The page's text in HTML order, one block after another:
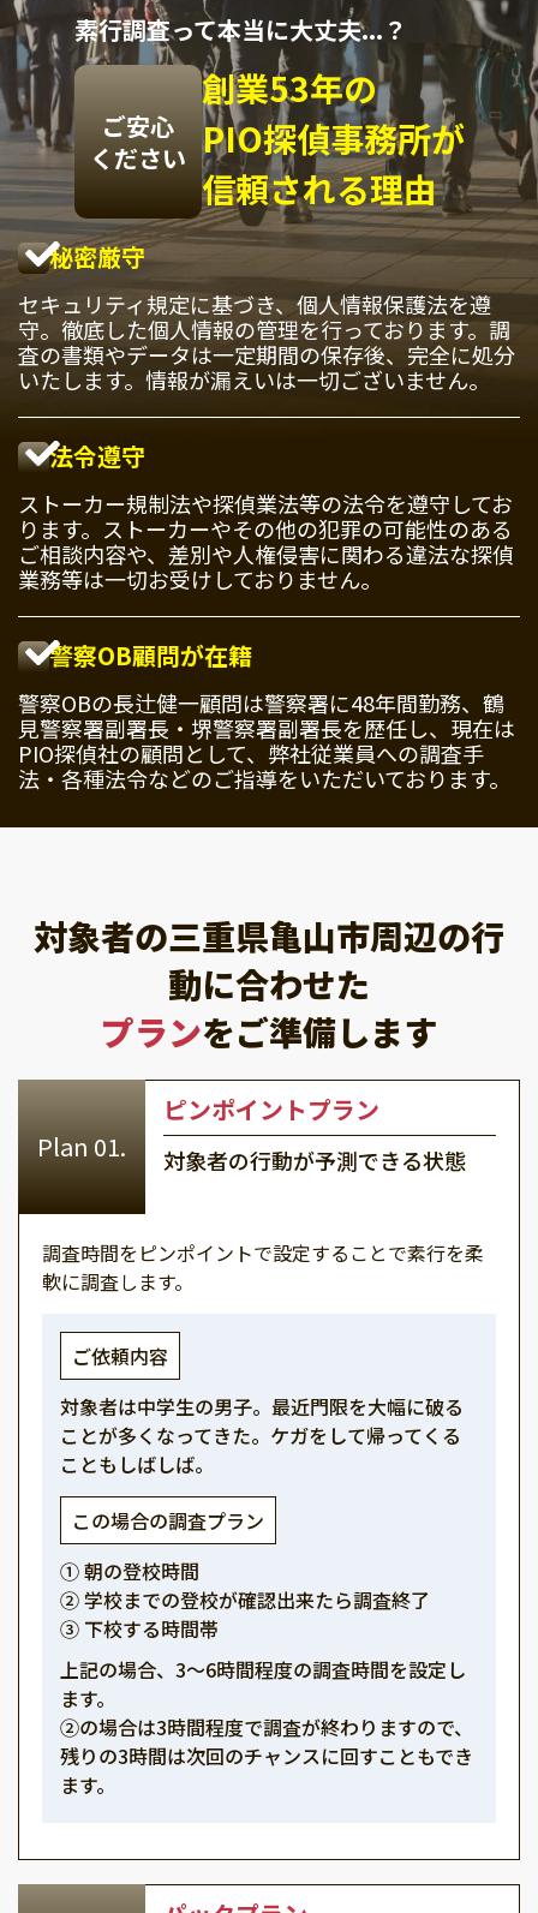
素行調査って本当に大丈夫...？
ご安心
ください
創業53年の
PIO探偵事務所が
信頼される理由
秘密厳守
セキュリティ規定に基づき、個人情報保護法を遵
守。徹底した個人情報の管理を行っております。調
査の書類やデータは一定期間の保存後、完全に処分
いたします。情報が漏えいは一切ございません。
法令遵守
ストーカー規制法や探偵業法等の法令を遵守してお
ります。ストーカーやその他の犯罪の可能性のある
ご相談内容や、差別や人権侵害に関わる違法な探偵
業務等は一切お受けしておりません。
警察OB顧問が在籍
警察OBの長辻健一顧問は警察署に48年間勤務、鶴
見警察署副署長・堺警察署副署長を歴任し、現在は
PIO探偵社の顧問として、弊社従業員への調査手
法・各種法令などのご指導をいただいております。
対象者の三重県亀山市周辺の行
動に合わせた
プランをご準備します
ピンポイントプラン
対象者の行動が予測できる状態
調査時間をピンポイントで設定することで素行を柔
軟に調査します。
ご依頼内容
対象者は中学生の男子。最近門限を大幅に破る
ことが多くなってきた。ケガをして帰ってくる
こともしばしば。
この場合の調査プラン
① 朝の登校時間
② 学校までの登校が確認出来たら調査終了
③ 下校する時間帯
上記の場合、3～6時間程度の調査時間を設定し
ます。
②の場合は3時間程度で調査が終わりますので、
残りの3時間は次回のチャンスに回すこともでき
ます。